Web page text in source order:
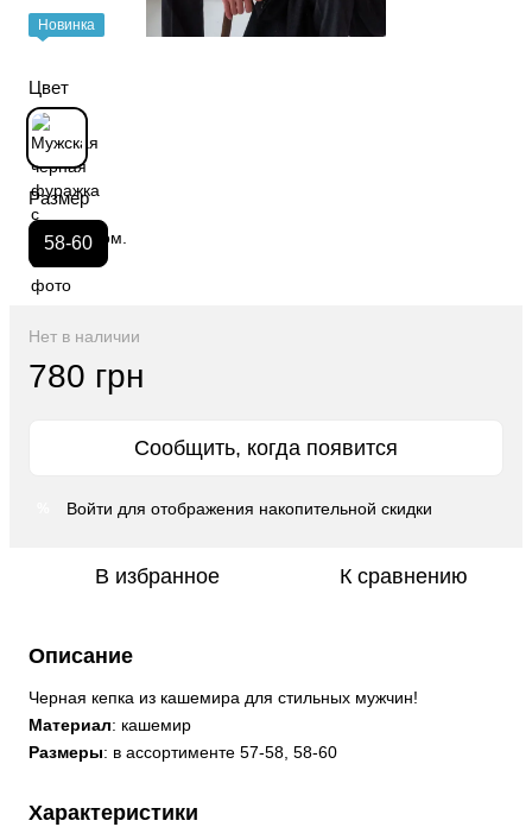
Новинка
Цвет
Размер
58-60
Нет в наличии
780 грн
Сообщить, когда появится
Войти для отображения накопительной скидки
В избранное К сравнению
Описание
Черная кепка из кашемира для стильных мужчин!
Материал: кашемир
Размеры: в ассортименте 57-58, 58-60
Характеристики